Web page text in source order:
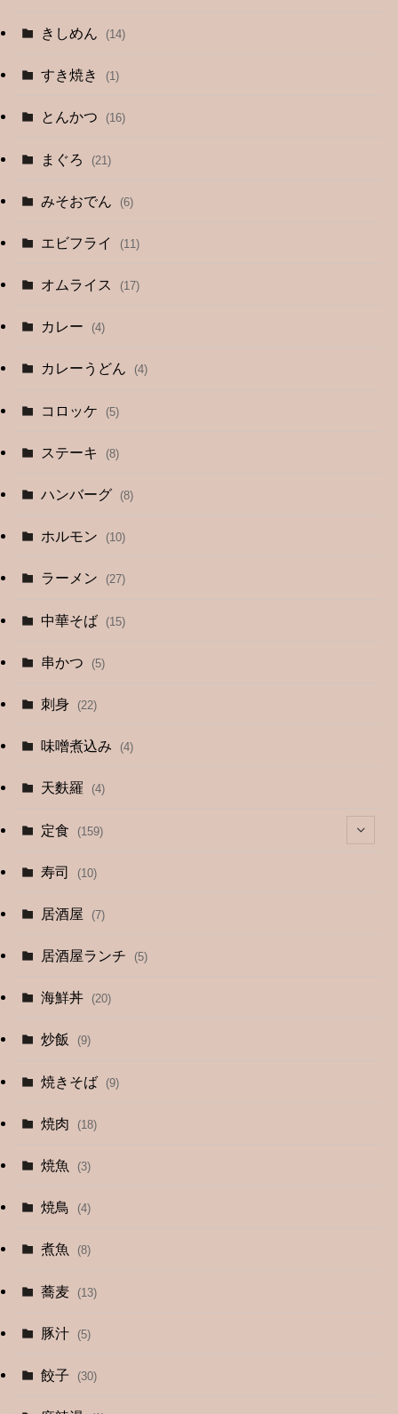
きしめん (14)
すき焼き (1)
とんかつ (16)
まぐろ (21)
みそおでん (6)
エビフライ (11)
オムライス (17)
カレー (4)
カレーうどん (4)
コロッケ (5)
ステーキ (8)
ハンバーグ (8)
ホルモン (10)
ラーメン (27)
中華そば (15)
串かつ (5)
刺身 (22)
味噌煮込み (4)
天麩羅 (4)
定食 (159)
(4)
(9)
(13)
(4)
寿司 (10)
居酒屋 (7)
居酒屋ランチ (5)
海鮮丼 (20)
炒飯 (9)
焼きそば (9)
焼肉 (18)
焼魚 (3)
焼鳥 (4)
煮魚 (8)
蕎麦 (13)
豚汁 (5)
餃子 (30)